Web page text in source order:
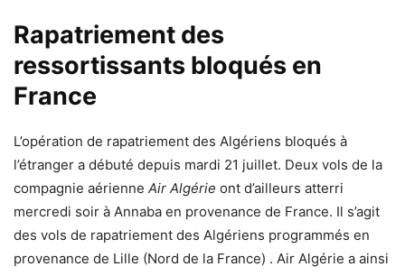
Rapatriement des
ressortissants bloqués en
France
L’opération de rapatriement des Algériens bloqués à
l’étranger a débuté depuis mardi 21 juillet. Deux vols de la
compagnie aérienne Air Algérie ont d’ailleurs atterri
mercredi soir à Annaba en provenance de France. Il s’agit
des vols de rapatriement des Algériens programmés en
provenance de Lille (Nord de la France) . Air Algérie a ainsi